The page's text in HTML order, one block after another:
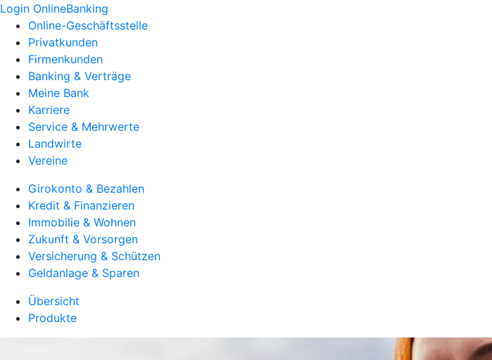
Login OnlineBanking
Online-Geschäftsstelle
Privatkunden
Firmenkunden
Banking & Verträge
Meine Bank
Karriere
Service & Mehrwerte
Landwirte
Vereine
Girokonto & Bezahlen
Kredit & Finanzieren
Immobilie & Wohnen
Zukunft & Vorsorgen
Versicherung & Schützen
Geldanlage & Sparen
Übersicht
Produkte